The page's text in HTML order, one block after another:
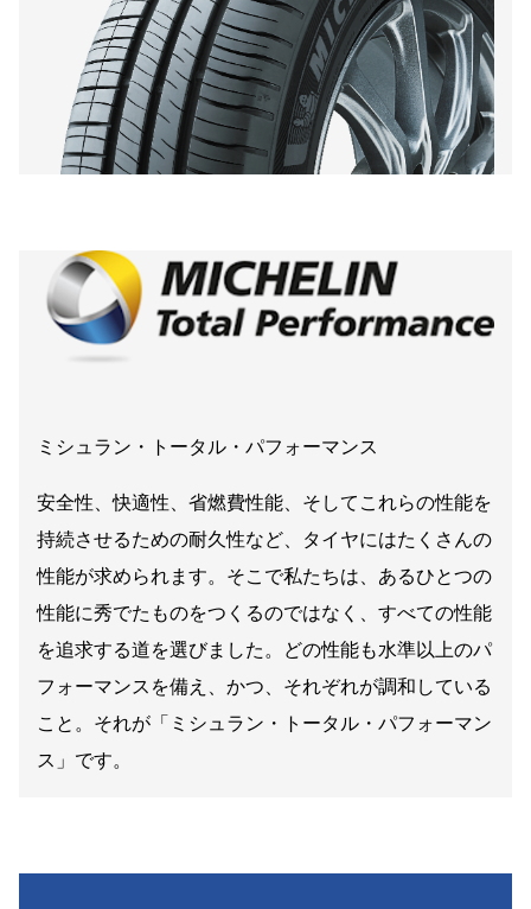
ミシュラン・トータル・パフォーマンス
安全性、快適性、省燃費性能、そしてこれらの性能を
持続させるための耐久性など、タイヤにはたくさんの
性能が求められます。そこで私たちは、あるひとつの
性能に秀でたものをつくるのではなく、すべての性能
を追求する道を選びました。どの性能も水準以上のパ
フォーマンスを備え、かつ、それぞれが調和している
こと。それが「ミシュラン・トータル・パフォーマン
ス」です。